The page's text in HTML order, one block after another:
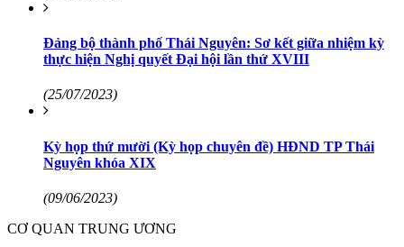
Đảng bộ thành phố Thái Nguyên: Sơ kết giữa nhiệm kỳ
thực hiện Nghị quyết Đại hội lần thứ XVIII
(25/07/2023)
Kỳ họp thứ mười (Kỳ họp chuyên đề) HĐND TP Thái
Nguyên khóa XIX
(09/06/2023)
CƠ QUAN TRUNG ƯƠNG